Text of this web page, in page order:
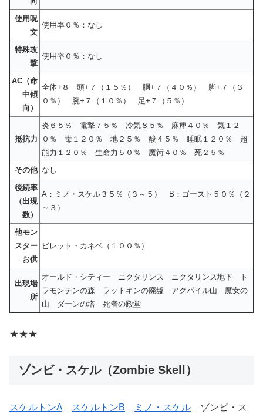
使用呪
文
使用率０％：なし
特殊攻
撃
使用率０％：なし
AC（命
中傾
向）
全体+８ 頭+７（１５％） 胴+７（４０％） 脚+７（３
０％） 腕+７（１０％） 足+７（５％）
抵抗力
炎６５％ 電撃７５％ 冷気８５％ 麻痺４０％ 気１２
０％ 毒１２０％ 地２５％ 酸４５％ 睡眠１２０％ 超
能力１２０％ 生命力５０％ 魔術４０％ 死２５％
その他 なし
後続率
（出現
数）
A：ミノ・スケル３５％（３～５） B：ゴースト５０％（２
～３）
他モン
スター
お供
ビレット・カネベ（１００％）
出現場
所
オールド・シティー ニクタリンス ニクタリンス地下 ト
ラモンテンの森 ラットキンの廃墟 アクパイル山 魔女の
山 ダーンの塔 死者の殿堂
★★★
ゾンビ・スケル（Zombie Skell）
スケルトンA スケルトンB ミノ・スケル ゾンビ・ス